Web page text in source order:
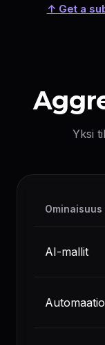
↑ Get a
Yksi
Ominaisuus
AI-mallit
Automaatio